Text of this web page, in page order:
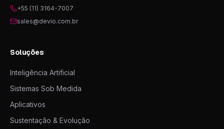
+55 (11) 3164-7007
sales@devio.com.br
Soluções
Inteligência Artificial
Sistemas Sob Medida
Aplicativos
Sustentação & Evolução